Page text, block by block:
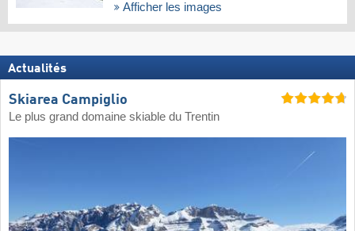
Afficher les images
Actualités
Skiarea Campiglio
Le plus grand domaine skiable du Trentin